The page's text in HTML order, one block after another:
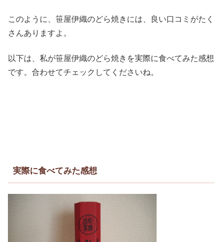
このように、笹屋伊織のどら焼きには、良い口コミがたく
さんありますよ。
以下は、私が笹屋伊織のどら焼きを実際に食べてみた感想
です。合わせてチェックしてくださいね。
実際に食べてみた感想